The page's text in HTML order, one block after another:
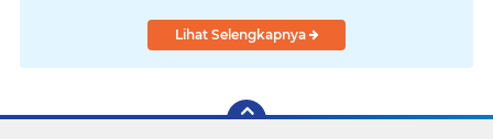
Lihat Selengkapnya